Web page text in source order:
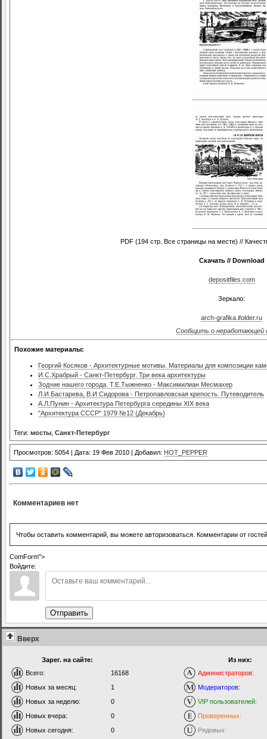
PDF (194 стр. Все страницы на месте) //
Скачать // Download
depositfiles.com
Зеркало:
arch-grafika.ifolder.ru
Сообщить о неработающей
Похожие материалы:
Георгий Косяков - Архитектурные мотивы. Материалы для композиции
И.С.Храбрый - Санкт-Петербург. Три века архитектуры
Зодчие нашего города. Т.Е.Тыжненко - Максимилиан Месмахер
Л.И.Бастарева, В.И.Сидорова - Петропавловская крепость. Путеводитель
А.Л.Пунин - Архитектура Петербурга середины XIX века
"Архитектура СССР" 1979 №12 (Декабрь)
Теги: мосты Санкт-Петербург
Просмотров: 5054 | Дата: 19 Фев 2010 | Добавил: HOT_PEPPER
Комментариев нет
Чтобы оставить комментарий, вы можете авторизоваться. Комментарии от
ComForm">
Войдите:
Отправить
Вверх
Зарег. на сайте:
Всего:
16168
Новых за месяц:
1
Новых за неделю:
0
Новых вчера:
0
Новых сегодня:
0
Из них:
Администраторов:
Модераторов:
VIP пользователей:
Проверенных:
Рядовых: